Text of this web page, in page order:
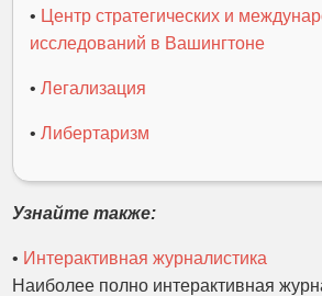
• Центр стратегических и
исследований в Вашингтоне
•Легализация
•Либертаризм
Узнайте также:
• Интерактивная журналистика
Наиболее полно интерактивная